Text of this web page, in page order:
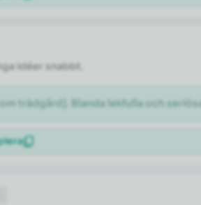
idéer snabbt.
trädgård]. Blanda lekfulla och